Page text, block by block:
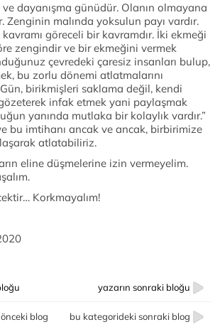
ve dayanışma günüdür. Olanın olmayana
Zenginin malında yoksulun payı vardır.
göreceli bir kavramdır. İki ekmeği
zengindir ve bir ekmeğini vermek
çevredeki çaresiz insanları bulup,
bu zorlu dönemi atlatmalarını
birikmişleri saklama değil, kendi
infak etmek yani paylaşmak
yanında mutlaka bir kolaylık vardır.”
bu imtihanı ancak ve ancak, birbirimize
atlatabiliriz.
eline düşmelerine izin vermeyelim.
Korkmayalım!
yazarın sonraki bloğu
blog bu kategorideki sonraki blog